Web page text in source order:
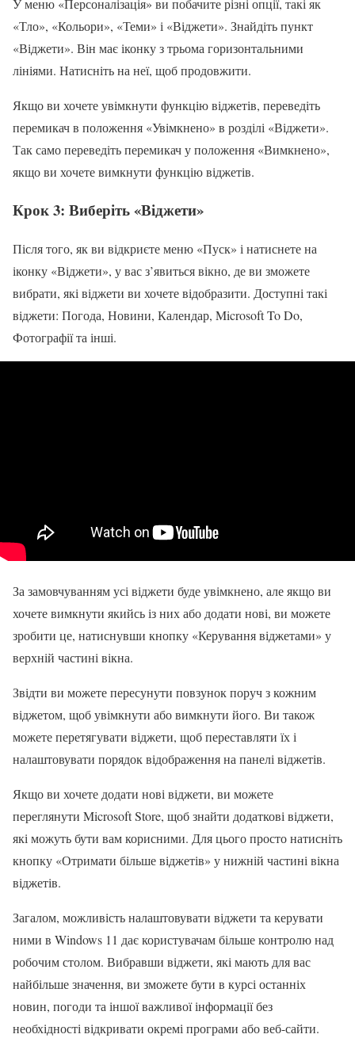
«Тло», «Кольори», «Теми» і «Віджети». Знайдіть пункт
«Віджети». Він має іконку з трьома горизонтальними
лініями. Натисніть на неї, щоб продовжити.
Якщо ви хочете увімкнути функцію віджетів, переведіть
перемикач в положення «Увімкнено» в розділі «Віджети».
Так само переведіть перемикач у положення «Вимкнено»,
якщо ви хочете вимкнути функцію віджетів.
Крок 3: Виберіть «Віджети»
Після того, як ви відкриєте меню «Пуск» і натиснете на
іконку «Віджети», у вас з’явиться вікно, де ви зможете
вибрати, які віджети ви хочете відобразити. Доступні такі
віджети: Погода, Новини, Календар, Microsoft To Do,
Фотографії та інші.
За замовчуванням усі віджети буде увімкнено, але якщо ви
хочете вимкнути якийсь із них або додати нові, ви можете
зробити це, натиснувши кнопку «Керування віджетами» у
верхній частині вікна.
Звідти ви можете пересунути повзунок поруч з кожним
віджетом, щоб увімкнути або вимкнути його. Ви також
можете перетягувати віджети, щоб переставляти їх і
налаштовувати порядок відображення на панелі віджетів.
Якщо ви хочете додати нові віджети, ви можете
переглянути Microsoft Store, щоб знайти додаткові віджети,
які можуть бути вам корисними. Для цього просто натисніть
кнопку «Отримати більше віджетів» у нижній частині вікна
віджетів.
Загалом, можливість налаштовувати віджети та керувати
ними в Windows 11 дає користувачам більше контролю над
робочим столом. Вибравши віджети, які мають для вас
найбільше значення, ви зможете бути в курсі останніх
новин, погоди та іншої важливої інформації без
необхідності відкривати окремі програми або веб-сайти.